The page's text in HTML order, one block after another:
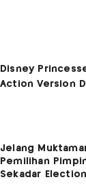
Jelang
Pemilihan
Sekadar Election